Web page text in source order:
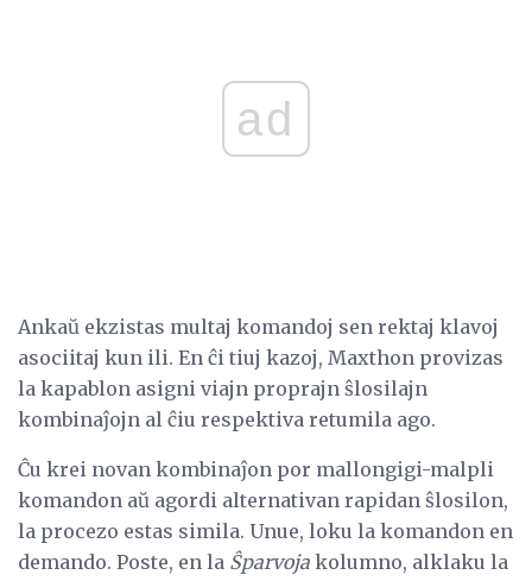
ad
Ankaŭ ekzistas multaj komandoj sen rektaj klavoj
asociitaj kun ili. En ĉi tiuj kazoj, Maxthon provizas
la kapablon asigni viajn proprajn ŝlosilajn
kombinaĵojn al ĉiu respektiva retumila ago.
Ĉu krei novan kombinaĵon por mallongigi-malpli
komandon aŭ agordi alternativan rapidan ŝlosilon,
la procezo estas simila. Unue, loku la komandon en
demando. Poste, en la Ŝparvoja kolumno, alklaku la